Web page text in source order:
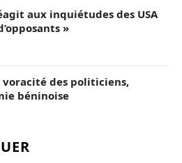
aux inquiétudes des USA
»
des politiciens,
béninoise